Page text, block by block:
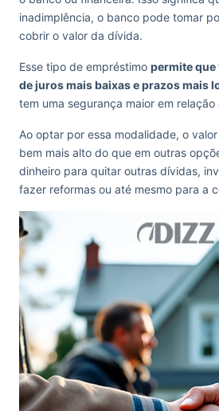
inadimplência, o banco pode tomar
cobrir o valor da dívida.
Esse tipo de empréstimo permite que
de juros mais baixas e prazos mais
tem uma segurança maior em
Ao optar por essa modalidade, o
bem mais alto do que em outras
dinheiro para quitar outras dívidas,
fazer reformas ou até mesmo para a